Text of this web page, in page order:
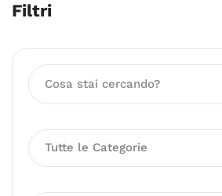
Filtri
Tutte le Categorie